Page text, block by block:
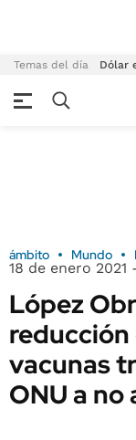
Temas del día Dólar
ámbito Mundo
18 de enero 2021
López
vacunas
ONU a no